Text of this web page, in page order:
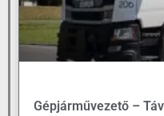
Gépjárművezető –